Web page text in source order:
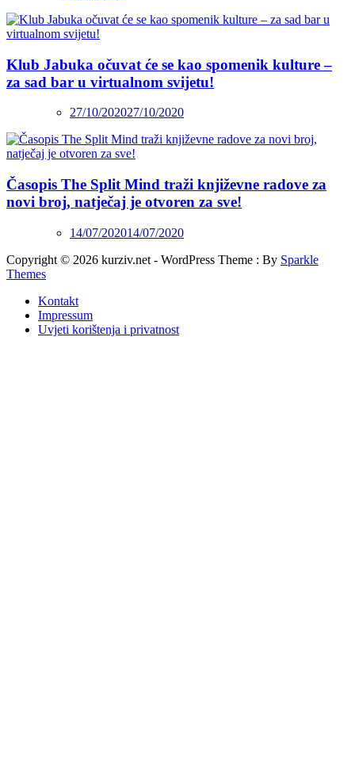
Klub Jabuka očuvat će se kao spomenik kulture –
za sad bar u virtualnom svijetu!
27/10/202027/10/2020
Časopis The Split Mind traži književne radove za
novi broj, natječaj je otvoren za sve!
14/07/202014/07/2020
Copyright © 2026 kurziv.net - WordPress Theme : By Sparkle
Themes
Kontakt
Impressum
Uvjeti korištenja i privatnost